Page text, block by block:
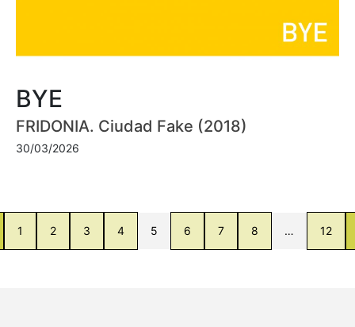
BYE
FRIDONIA. Ciudad Fake (2018)
30/03/2026
1 2 3 4 5 6 7 8 … 12